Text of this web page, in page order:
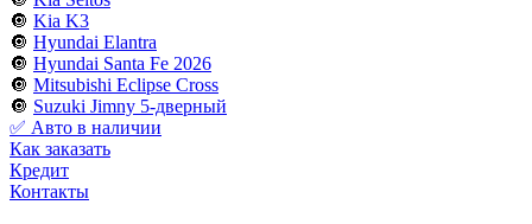
🔘 Kia K3
🔘 Hyundai Elantra
🔘 Hyundai Santa Fe 2026
🔘 Mitsubishi Eclipse Cross
🔘 Suzuki Jimny 5-дверный
✅ Авто в наличии
Как заказать
Кредит
Контакты